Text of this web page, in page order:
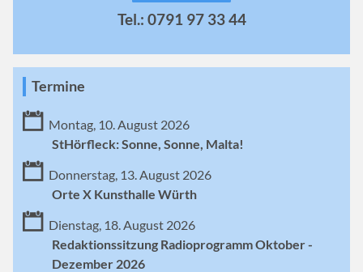
Tel.: 0791 97 33 44
Termine
Montag, 10. August 2026
StHörfleck: Sonne, Sonne, Malta!
Donnerstag, 13. August 2026
Orte X Kunsthalle Würth
Dienstag, 18. August 2026
Redaktionssitzung Radioprogramm Oktober -
Dezember 2026